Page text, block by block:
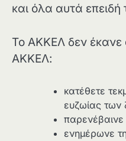
και όλα αυτά επειδή
Το ΑΚΚΕΛ δεν έκανε
ΑΚΚΕΛ:
κατέθετε
ευζωίας των
ενημέρωνε